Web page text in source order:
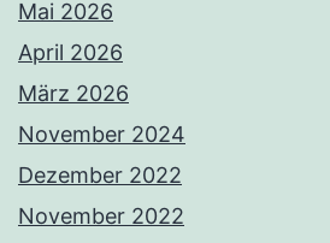
Mai 2026
April 2026
März 2026
November 2024
Dezember 2022
November 2022